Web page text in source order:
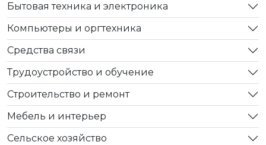
Бытовая техника и электроника
Компьютеры и оргтехника
Средства связи
Трудоустройство и обучение
Строительство и ремонт
Мебель и интерьер
Сельское хозяйство